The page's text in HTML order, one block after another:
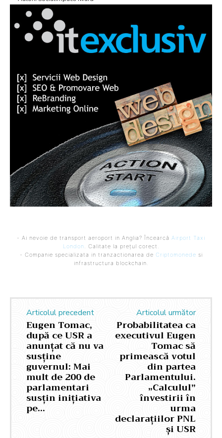
- Ai nevoie de transport aeroport in Anglia? Încearcă Airport Taxi
London. Calitate la prețul corect.
- Companie specializata in tranzactionarea de Criptomonede si
infrastructura blockchain.
Articolul precedent
Eugen Tomac,
după ce USR a
anunțat că nu va
susține
guvernul: Mai
mult de 200 de
parlamentari
susțin inițiativa
pe…
Articolul următor
Probabilitatea ca
executivul Eugen
Tomac să
primească votul
din partea
Parlamentului.
„Calculul”
învestirii în
urma
declarațiilor PNL
și USR